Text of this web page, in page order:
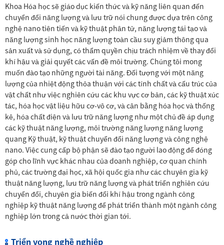
Khoa Hóa học sẽ giáo dục kiến thức và kỹ năng liên quan đến
chuyển đổi năng lượng và lưu trữ nói chung được dựa trên công
nghệ nano tiên tiến và kỹ thuật phân tử, năng lượng tái tạo và
năng lượng sinh học năng lượng toàn cầu suy giảm thông qua
sản xuất và sử dụng, có thẩm quyền chịu trách nhiệm về thay đổi
khí hậu và giải quyết các vấn đề môi trường. Chúng tôi mong
muốn đào tạo những người tài năng. Đối tượng với một năng
lượng của nhiệt động thỏa thuận với các tính chất và cấu trúc của
vật chất như việc nghiên cứu các khu vực cơ bản, các kỹ thuật xúc
tác, hóa học vật liệu hữu cơ-vô cơ, và cân bằng hóa học và thống
kê, hóa chất điện và lưu trữ năng lượng như một chủ đề áp dụng
các kỹ thuật năng lượng, môi trường năng lượng năng lượng
quang Kỹ thuật, kỹ thuật chuyển đổi năng lượng và công nghệ
nano. Việc cung cấp bộ phận sẽ đào tạo người lao động để đóng
góp cho lĩnh vực khác nhau của doanh nghiệp, cơ quan chính
phủ, các trường đại học, xã hội quốc gia như các chuyên gia kỹ
thuật năng lượng, lưu trữ năng lượng và phát triển nghiên cứu
chuyển đổi, chuyên gia biến đổi khí hậu trong ngành công
nghiệp kỹ thuật năng lượng để phát triển thành một ngành công
nghiệp lớn trong cả nước thời gian tới.
Triển vọng nghề nghiệp